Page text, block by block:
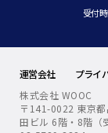
受付
運営会社
プライ
株式会社 WOOC
〒141-0022 東京
田ビル 6階・8階（